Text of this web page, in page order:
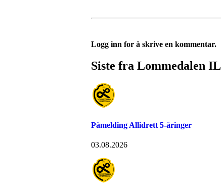
Logg inn for å skrive en kommentar.
Siste fra Lommedalen IL
Påmelding Allidrett 5-åringer
03.08.2026